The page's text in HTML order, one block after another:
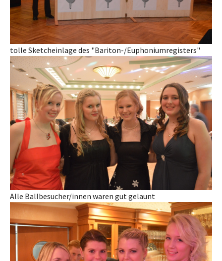
tolle Sketcheinlage des "Bariton-/Euphoniumregisters"
Alle Ballbesucher/innen waren gut gelaunt